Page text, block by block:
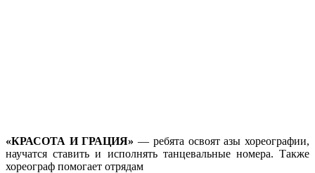
«КРАСОТА И ГРАЦИЯ» — ребята освоят азы хореографии,
научатся ставить и исполнять танцевальные номера. Также
хореограф помогает отрядам